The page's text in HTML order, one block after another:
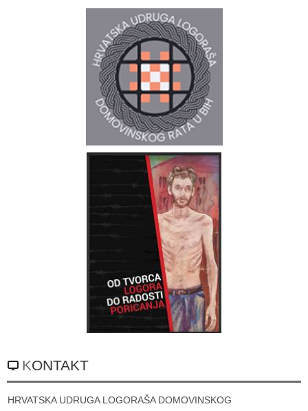
KONTAKT
HRVATSKA UDRUGA LOGORAŠA DOMOVINSKOG